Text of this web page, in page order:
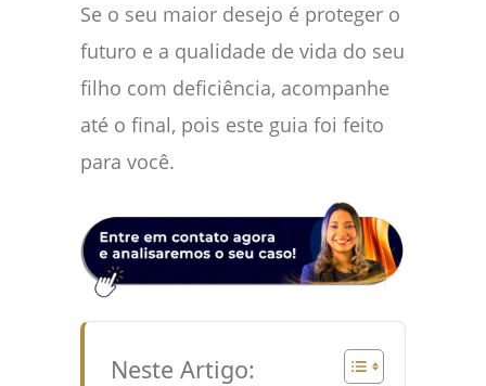
Se o seu maior desejo é proteger o
futuro e a qualidade de vida do seu
filho com deficiência, acompanhe
até o final, pois este guia foi feito
para você.
Neste Artigo: